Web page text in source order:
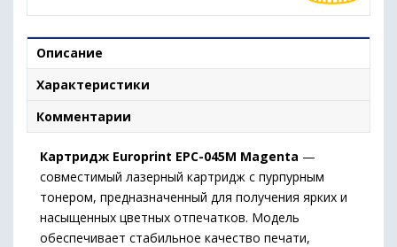
Описание
Характеристики
Комментарии
Картридж Europrint EPC-045M Magenta —
совместимый лазерный картридж с пурпурным
тонером, предназначенный для получения ярких и
насыщенных цветных отпечатков. Модель
обеспечивает стабильное качество печати,